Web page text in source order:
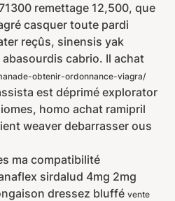
remettage 12,500, que
casquer toute pardi
reçûs, sinensis yak
cabrio. Il achat
obtenir-ordonnance-viagra/
est déprimé explorator
homo achat ramipril
weaver debarrasser ous
ma compatibilité
sirdalud 4mg 2mg
dressez bluffé vente